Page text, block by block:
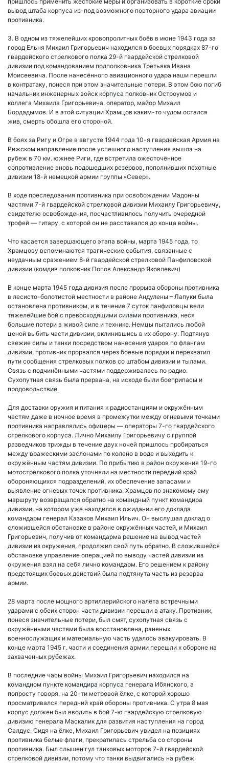
вывод штаба корпуса из-под возможного повторного удара авиации
противника.
3. В одном из тяжелейших кровопролитных боёв в июне 1943 года за
город Ельня Михаил Григорьевич находился в боевых порядках 87-го
гвардейского стрелкового полка 29-й гвардейской стрелковой
дивизии под командованием подполковника Третьяка Ивана
Моисеевича. После нанесённого авиационного удара наши перешли
в контратаку, понеся при этом значительные потери. В этом бою погиб
начальник инженерных войск корпуса полковник Остроумов и
коллега Михаила Григорьевича, оператор, майор Михаил
Бордадымов. И в этой ситуации Храмцов каким-то чудом остался
жив, смерть обошла его стороной.
В боях за Ригу и Огре в августе 1944 года 10-я гвардейская Армия на
Рижском направление после успешного наступления вышла на
рубеж в 70 км. южнее Риги, где встретила ожесточённое
сопротивление вновь подошедших резервов, пополнивших пехотные
дивизии 18-й немецкой армии группы «Север».
В ходе преследования противника при освобождении Мадонны
частями 7-й гвардейской стрелковой дивизии Михаилу Григорьевичу,
свидетелю освобождения, посчастливилось получить очередной
трофей — гитару, с которой он не расставался до конца войны.
Что касается завершающего этапа войны, марта 1945 года, то
Храмцову вспоминаются трагические события, связанные с
неудачным сражением 8-й гвардейской стрелковой Панфиловской
дивизии (комдив полковник Попов Александр Яковлевич)
В конце марта 1945 года дивизия после прорыва обороны противника
в лесисто-болотистой местности в районе Андулены – Лапуки была
остановлена противником, и в течение 7 суток панфиловцы вели
тяжелейшие бой с превосходящими силами противника, неся
большие потери в живой силе и технике. Немцы пытались любой
ценой выбить части дивизии, вклинившись в их оборону. Подтянув
свежие силы и танки посредством нанесения ударов по флангам
дивизии, противник прорвался через боевые порядки и перехватил
пути сообщения стрелковых полков со штабом дивизии и тылами.
Связь с подчинёнными частями поддерживалась по радио.
Сухопутная связь была прервана, на исходе были боеприпасы и
продовольствие.
Для доставки оружия и питания к радиостанциям и окружённым
частям даже в ночное время в промежутки между огневыми точками
противника направлялись офицеры — операторы 7-го гвардейского
стрелкового корпуса. Лично Михаилу Григорьевичу с группой
разведчиков трижды в течение двух ночей пришлось пробираться
между вражескими заслонами по колено в воде и выходить к
окружённым частям дивизии. По прибытию в район окружения 19-го
мотострелкового полка уточняли на местности передний край
обороняющихся подразделений, их обеспечение запасами и
выявление огневых точек противника. Храмцов по знакомому ему
маршруту возвращался обратно на командный пункт командира
дивизии, на котором уже находился в ожидании его доклада
командарм генерал Казаков Михаил Ильич. Он выслушал доклад о
сложившейся обстановке в районе окружённых частей, и Михаил
Григорьевич, получив от командарма решение на вывод частей
дивизии из окружения, продолжил свой путь обратно. В сложившейся
обстановке управление операцией по выводу частей дивизии из
окружения взял на себя лично командарм. Его решением к району
предстоящих боевых действий была подтянута часть из резерва
армии.
28 марта после мощного артиллерийского налёта встречными
ударами с обеих сторон части дивизии перешли в атаку. Противник,
понеся значительные потери, был смят, сухопутная связь с
окружёнными частями была восстановлена, раненых
военнослужащих и материальную часть удалось эвакуировать. В
конце марта 1945 г. части и соединения армии перешли к обороне на
захваченных рубежах.
В последние часы войны Михаил Григорьевич находился на
командном пункте командира корпуса генерала Ибянского, а
попросту говоря, на 20-ти метровой ёлке, с которой хорошо
просматривался передний край обороны противника. С утра 8 мая
корпус должен был вводить в бой 7-ю гвардейскую стрелковую
дивизию генерала Маскалик для развития наступления на город
Салдус. Сидя на ёлке, Михаил Григорьевич увидел на позициях
противника белые флаги, прекратилась стрельба со стороны
противника. Был слышен гул танковых моторов 7-й гвардейской
стрелковой дивизии, потому что танки выдвигались на рубеж